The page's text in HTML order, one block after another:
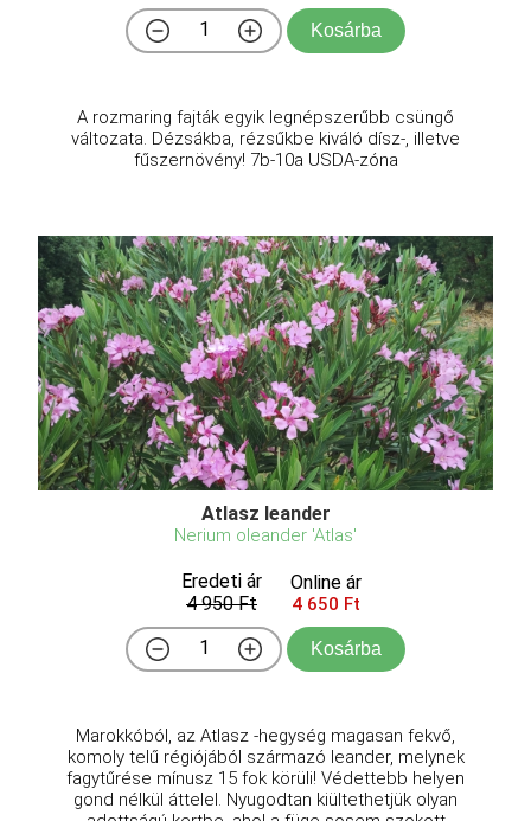
Kosárba
A rozmaring fajták egyik legnépszerűbb csüngő
változata. Dézsákba, rézsűkbe kiváló dísz-, illetve
fűszernövény! 7b-10a USDA-zóna
Atlasz leander
Nerium oleander 'Atlas'
Eredeti ár
4 950 Ft
Online ár
4 650 Ft
Kosárba
Marokkóból, az Atlasz -hegység magasan fekvő,
komoly telű régiójából származó leander, melynek
fagytűrése mínusz 15 fok körüli! Védettebb helyen
gond nélkül áttelel. Nyugodtan kiültethetjük olyan